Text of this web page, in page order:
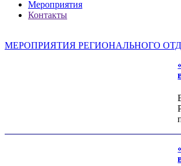
Мероприятия
Контакты
МЕРОПРИЯТИЯ РЕГИОНАЛЬНОГО
Леонид ЯКУБОВИЧ